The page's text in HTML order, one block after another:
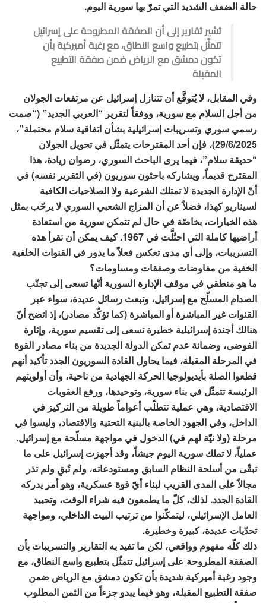
حالة الضعف الشديد التي تمرّ بها سورية اليوم.
تشير تقارير إلى أن الصفقة المطروحة على إسرائيل
تتمثّل بتطبيع واسع النطاق، مع رغبة أميركية بأن
تكون دمشق مع الرياض ضمن صفقة التطبيع
المقبلة
وفي المقابل، لا يُتوقَّع أن تتنازل إسرائيل عن مرتفعات الجولان
من أجل السلام مع سورية، ووفقاً لتقرير “العربي الجديد” (“صمت
رسمي سوري وتسريبات إسرائيلية بشأن اتفاقية سلام محتملة”،
29/6/2025)، فإن أحد المقترحات يتمثّل في تحويل الجولان
“حديقة سلام”، فيما يرى الباحث السوري، رضوان زيادة، هذا
المقترح قديماً، ويشاركه باحثون سوريون (في التقرير نفسه) في
أنّ الإدارة الجديدة لا تمتلك الشرعية ولا الصلاحيات الكافية
لسيناريو كهذا، فضلاً عن أن المزاج الشعبي السوري لا يرحّب بمثل
هذه الخيارات، بخاصّة في حال لم تتمكن سورية من استعادة
أراضيها كاملة التي احتُلَّت في 1967. كيف يمكن أن نقرأ هذه
التسريبات، وإلى أي مدى تعكس فعلاً ما يدور في القنوات الخلفية
الخفية من مفاوضات وصفقات ومساومات؟
ما هو منطقي في موقف الإدارة السورية أنّها تسعى إلى تجنّب
الصدام المسلّح مع إسرائيل، وتبعث رسائل عديدة، سواء عبر
القنوات غير المباشرة أو المباشرة (كما تؤكّد مصادر)، إذ اتضح أنّ
هنالك أجندة إسرائيلية خطيرة تسعى إلى تقسيم سورية، وإثارة
الفوضى، وضمانة عدم تمكن الدولة الجديدة من بناء مصادر القوة
في المرحلة المقبلة، فيما يحاول القادة السوريون الجدد تأكيد أنهم
قطعوا الصلة بأيديولوجيا الحركة الجهادية من ناحية، وأن أولويتهم
الرئيسة تتمثّل في بناء سورية، وتوحيدها، ورفع العقوبات
الاقتصادية، وهي عملية تتطلّب أعواماً طويلة من التركيز في
الداخل، وفي الجهود الخاصة بالبنية التحتية والاقتصاد، وليسوا في
مرحلة (ولا نيّة لهم في) الدخول في مواجهة مسلّحة مع إسرائيل.
عملياً، لا تملك سورية اليوم جيشاً، وقد أجهزت إسرائيل على ما
تبقّى من أسلحة النظام السابق ومستودعاته، ولم تُبقِ ولم تذر
مجالاً على المدى القريب لبناء أيّ قوة عسكرية، وهو أمر يدركه
القادة الجدد. لذلك، كلّ ما يطمعون فيه شراء الوقت، وتحييد
العامل الإسرائيلي، ليتمكّنوا من ترتيب البيت الداخلي، ومواجهة
تحدّيات عديدة، كبيرة وخطيرة.
ذلك كلّه مفهوم وواقعي، لكن ما تفيد به التقارير والتسريبات بأن
الصفقة المطروحة على إسرائيل تتمثّل بتطبيع واسع النطاق، مع
وجود رغبة أميركية شديدة بأن تكون دمشق مع الرياض ضمن
صفقة التطبيع المقبلة، وهو فيما يبدو جزءاً من الثمن المطلوب